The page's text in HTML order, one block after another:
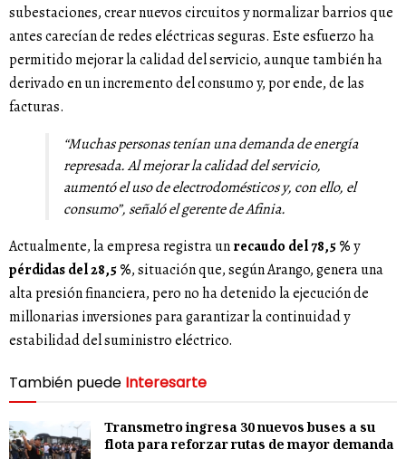
subestaciones, crear nuevos circuitos y normalizar barrios que
antes carecían de redes eléctricas seguras. Este esfuerzo ha
permitido mejorar la calidad del servicio, aunque también ha
derivado en un incremento del consumo y, por ende, de las
facturas.
“Muchas personas tenían una demanda de energía
represada. Al mejorar la calidad del servicio,
aumentó el uso de electrodomésticos y, con ello, el
consumo”, señaló el gerente de Afinia.
Actualmente, la empresa registra unrecaudo del 78,5 %y
pérdidas del 28,5 %, situación que, según Arango, genera una
alta presión financiera, pero no ha detenido la ejecución de
millonarias inversiones para garantizar la continuidad y
estabilidad del suministro eléctrico.
También puede Interesarte
Transmetro ingresa 30 nuevos buses a su
flota para reforzar rutas de mayor demanda